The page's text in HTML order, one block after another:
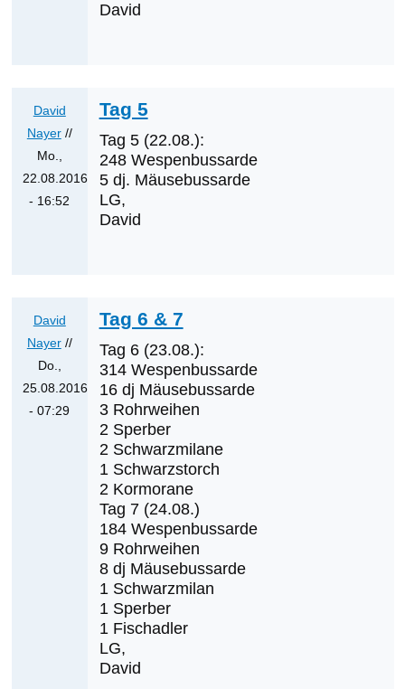
Erstnachweise
sein?
von
Klaus
Cerjak
David
David
Nayer//
Mo.,
22.08.2016
- 16:52
die
nächsten
Erstnachweise
sein?
von
Tag 5
Tag 5 (22.08.):
248 Wespenbussarde
5 dj. Mäusebussarde
LG,
David
David
Nayer//
Do.,
25.08.2016
- 07:29
Erstnachweise
Tag 6 & 7
Tag 6 (23.08.):
314 Wespenbussarde
16 dj Mäusebussarde
3 Rohrweihen
2 Sperber
2 Schwarzmilane
1 Schwarzstorch
2 Kormorane
Tag 7 (24.08.)
184 Wespenbussarde
9 Rohrweihen
8 dj Mäusebussarde
1 Schwarzmilan
1 Sperber
1 Fischadler
LG,
David